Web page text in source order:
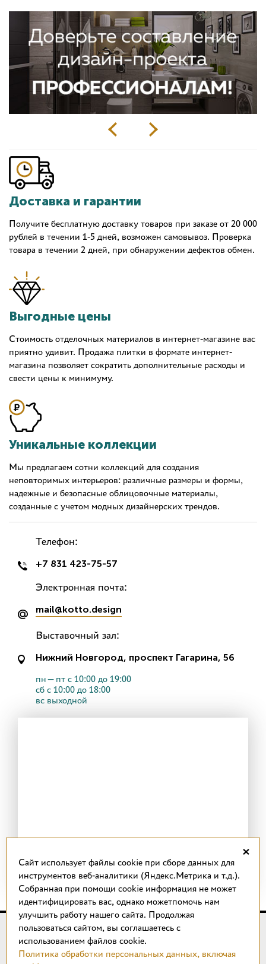
Доставка и гарантии
Получите бесплатную доставку товаров при заказе от 20 000
рублей в течении 1-5 дней, возможен самовывоз. Проверка
товара в течении 2 дней, при обнаружении дефектов обмен.
Выгодные цены
Стоимость отделочных материалов в интернет-магазине вас
приятно удивит. Продажа плитки в формате интернет-
магазина позволяет сократить дополнительные расходы и
свести цены к минимуму.
Уникальные коллекции
Мы предлагаем сотни коллекций для создания
неповторимых интерьеров: различные размеры и формы,
надежные и безопасные облицовочные материалы,
созданные с учетом модных дизайнерских трендов.
Телефон:
+7 831 423-75-57
Электронная почта:
mail@kotto.design
Выставочный зал:
Нижний Новгород, проспект Гагарина, 56
пн—пт с 10:00 до 19:00
сб с 10:00 до 18:00
вс выходной
© 2018 – 2026 КОТТО design
Магазин качественной плитки, светильников, напольных
покрытий и сантехники.
×
Cайт использует файлы cookie при сборе данных для
инструментов веб-аналитики (Яндекс.Метрика и т.д.).
Собранная при помощи cookie информация не может
идентифицировать вас, однако можетпомочь нам
улучшить работу нашего сайта. Продолжая
пользоваться сайтом, вы соглашаетесь с
использованием файлов cookie.
Политика обработки персональных данных, включая